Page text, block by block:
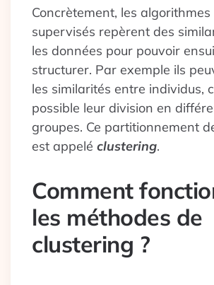
Concrètement, les algorithmes
supervisés repèrent des
les données pour pouvoir
structurer. Par exemple ils
les similarités entre individus,
possible leur division en
groupes. Ce partitionnement
est appelé clustering.
Comment
les méthodes de
clustering ?